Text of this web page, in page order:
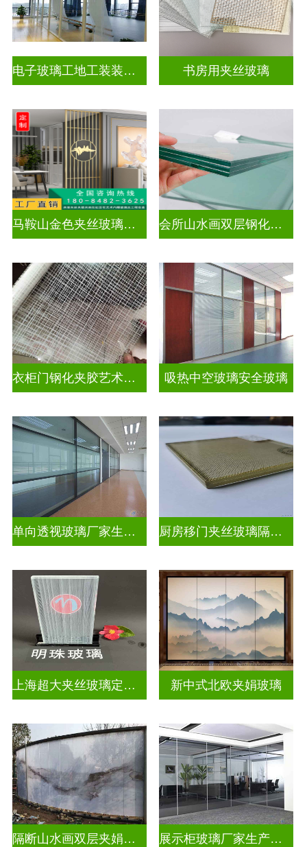
电子玻璃工地工装装饰玻璃 书房用夹丝玻璃
马鞍山金色夹丝玻璃价格多少 会所山水画双层钢化夹胶
衣柜门钢化夹胶艺术玻璃 吸热中空玻璃安全玻璃
单向透视玻璃厂家生产安装 厨房移门夹丝玻璃隔断图片
上海超大夹丝玻璃定制公司 新中式北欧夹娟玻璃
隔断山水画双层夹娟玻璃 展示柜玻璃厂家生产安装